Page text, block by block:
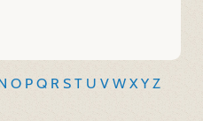
O P Q R S T U V W XY Z